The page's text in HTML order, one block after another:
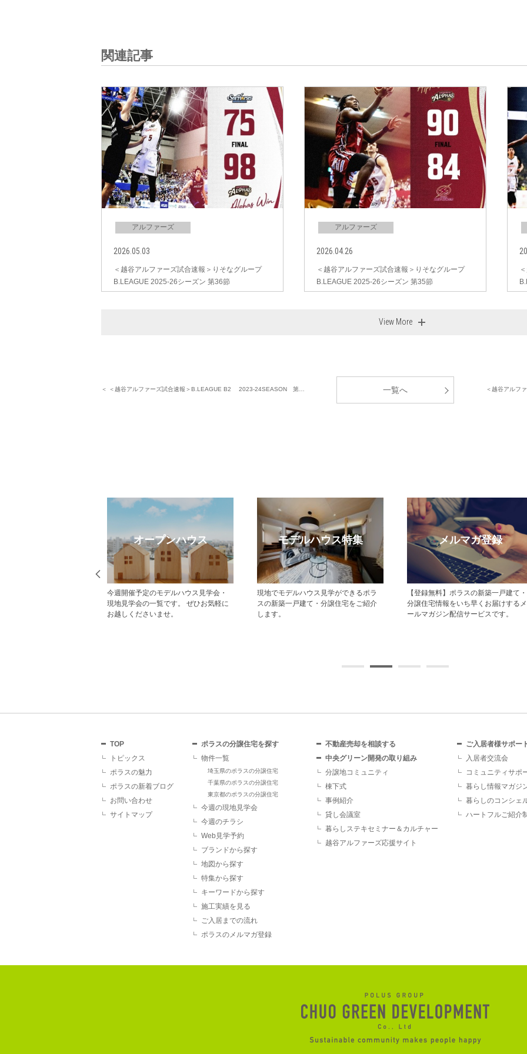
関連記事
アルファーズ
2026.05.03
＜越谷アルファーズ試合速報＞りそなグループ
B.LEAGUE 2025-26シーズン 第36節
アルファーズ
2026.04.26
＜越谷アルファーズ試合速報＞りそなグループ
B.LEAGUE 2025-26シーズン 第35節
View More
＜ ＜越谷アルファーズ試合速報＞B.LEAGUE B2 2023-24SEASON 第… ＜越谷アルフ
一覧へ
オープンハウス
今週開催予定のモデルハウス見学会・
現地見学会の一覧です。 ぜひお気軽に
お越しくださいませ。
モデルハウス特集
現地でモデルハウス見学ができるポラ
スの新築一戸建て・分譲住宅をご紹介
します。
メルマガ登録
【登録無料】ポラスの新築一戸建て・
分譲住宅情報をいち早くお届けするメ
ールマガジン配信サービスです。
TOP
トピックス
ポラスの魅力
ポラスの新着ブログ
お問い合わせ
サイトマップ
ポラスの分譲住宅を探す
物件一覧
埼玉県のポラスの分譲住宅
千葉県のポラスの分譲住宅
東京都のポラスの分譲住宅
今週の現地見学会
今週のチラシ
Web見学予約
ブランドから探す
地図から探す
特集から探す
キーワードから探す
施工実績を見る
ご入居までの流れ
ポラスのメルマガ登録
不動産売却を相談する
中央グリーン開発の取り組み
分譲地コミュニティ
棟下式
事例紹介
貸し会議室
暮らしステキセミナー＆カルチャー
越谷アルファーズ応援サイト
ご入居者様サポー
入居者交流会
コミュニティサポ
暮らし情報マガジ
暮らしのコンシェ
ハートフルご紹介